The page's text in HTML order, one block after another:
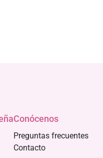
Conócenos
Preguntas frecuentes
Contacto